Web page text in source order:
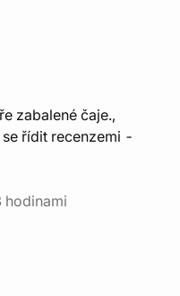
zabalené čaje.,
řídit recenzemi -
hodinami